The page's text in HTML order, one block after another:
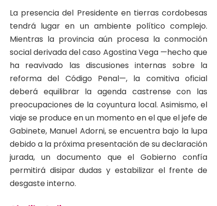
La presencia del Presidente en tierras cordobesas
tendrá lugar en un ambiente político complejo.
Mientras la provincia aún procesa la conmoción
social derivada del caso Agostina Vega —hecho que
ha reavivado las discusiones internas sobre la
reforma del Código Penal—, la comitiva oficial
deberá equilibrar la agenda castrense con las
preocupaciones de la coyuntura local. Asimismo, el
viaje se produce en un momento en el que el jefe de
Gabinete, Manuel Adorni, se encuentra bajo la lupa
debido a la próxima presentación de su declaración
jurada, un documento que el Gobierno confía
permitirá disipar dudas y estabilizar el frente de
desgaste interno.